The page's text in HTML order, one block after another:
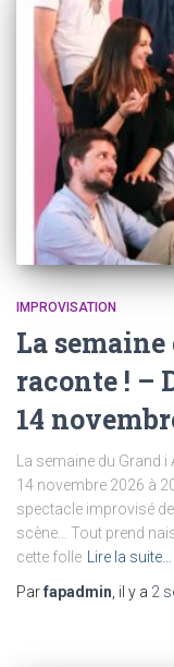
IMPROVISATION
La
raconte ! –
14
La semaine du Grand
14 novembre 2026 à
spectacle improvisé
scène… Tout prend
cette folle Lire la suite…
Parfapadmin , il y a 2